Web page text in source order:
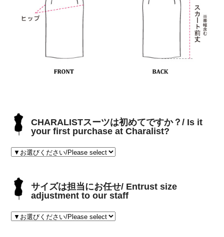
CHARALISTスーツは初めてですか？/ Is it
your first purchase at Charalist?
サイズは担当にお任せ/ Entrust size
adjustment to our staff